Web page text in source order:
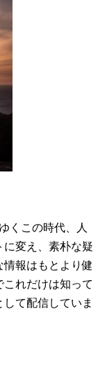
くこの時代、人
に変え、素朴な疑
報はもとより健
れだけは知って
て配信していま